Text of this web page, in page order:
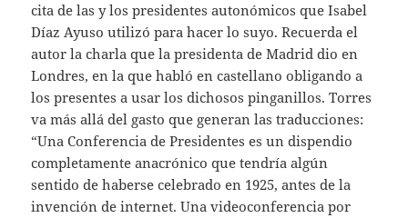
cita de las y los presidentes autonómicos que Isabel
Díaz Ayuso utilizó para hacer lo suyo. Recuerda el
autor la charla que la presidenta de Madrid dio en
Londres, en la que habló en castellano obligando a
los presentes a usar los dichosos pinganillos. Torres
va más allá del gasto que generan las traducciones:
“Una Conferencia de Presidentes es un dispendio
completamente anacrónico que tendría algún
sentido de haberse celebrado en 1925, antes de la
invención de internet. Una videoconferencia por